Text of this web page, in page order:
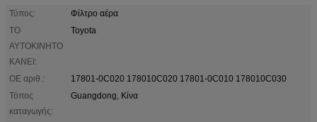
Τύπος:
Φίλτρο αέρα
ΤΟ
ΑΥΤΟΚΙΝΗΤΟ
ΚΑΝΕΙ:
Toyota
OE αριθ.:
17801-0C020 178010C020 17801-0C010 178010C030
Τόπος
καταγωγής:
Guangdong, Κίνα